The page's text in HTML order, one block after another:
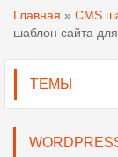
Главная » CMS
шаблон сайта
ТЕМЫ